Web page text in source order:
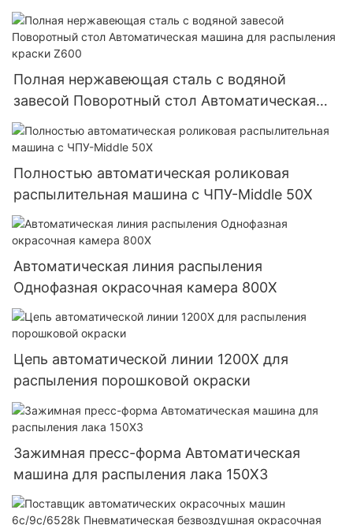
Полная нержавеющая сталь с водяной
завесой Поворотный стол Автоматическая
машина для распыления краски Z600
Полностью автоматическая роликовая
распылительная машина с ЧПУ-Middle 50X
Автоматическая линия распыления
Однофазная окрасочная камера 800X
Цепь автоматической линии 1200X для
распыления порошковой окраски
Зажимная пресс-форма Автоматическая
машина для распыления лака 150X3